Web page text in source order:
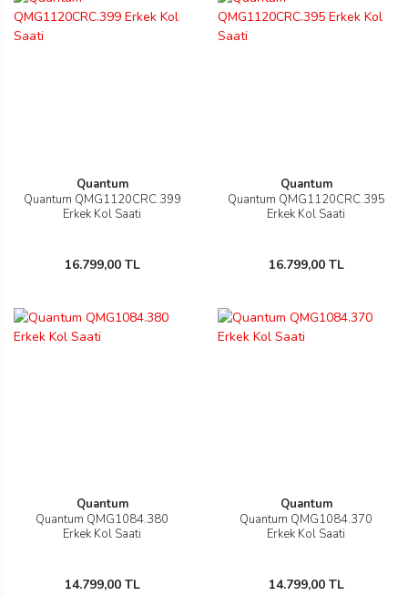
Quantum
Quantum QMG1120CRC.399
Erkek Kol Saati
16.799,00 TL
Quantum
Quantum QMG1120CRC.395
Erkek Kol Saati
16.799,00 TL
Quantum
Quantum QMG1084.380
Erkek Kol Saati
14.799,00 TL
Quantum
Quantum QMG1084.370
Erkek Kol Saati
14.799,00 TL